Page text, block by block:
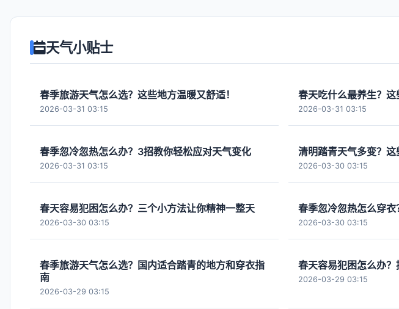
天气小贴士
春季旅游天气怎么选？这些地方温暖又舒适！
2026-03-31 03:15
春天吃什么最养生？这
2026-03-31 03:15
春季忽冷忽热怎么办？3招教你轻松应对天气变化
2026-03-31 03:15
清明踏青天气多变？
2026-03-30 03:15
春天容易犯困怎么办？三个小方法让你精神一整天
2026-03-30 03:15
春季忽冷忽热怎么穿
2026-03-30 03:15
春季旅游天气怎么选？国内适合踏青的地方和穿衣指
南
2026-03-29 03:15
春天容易犯困怎么办
2026-03-29 03:15